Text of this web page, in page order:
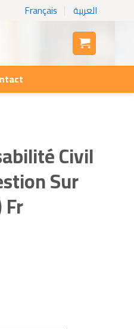
Français العربية
Civil
Sur
Civil (Vos